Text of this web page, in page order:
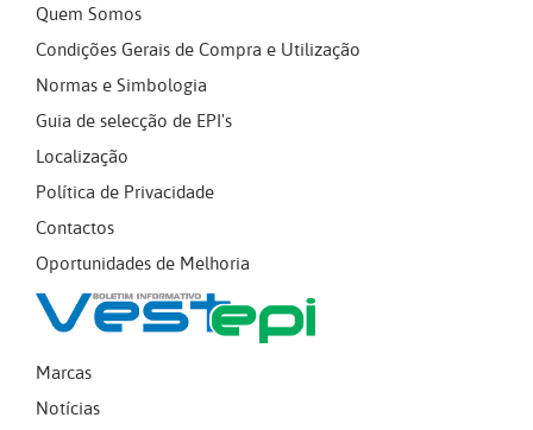
Quem Somos
Condições Gerais de Compra e Utilização
Normas e Simbologia
Guia de selecção de EPI's
Localização
Política de Privacidade
Contactos
Oportunidades de Melhoria
Marcas
Notícias